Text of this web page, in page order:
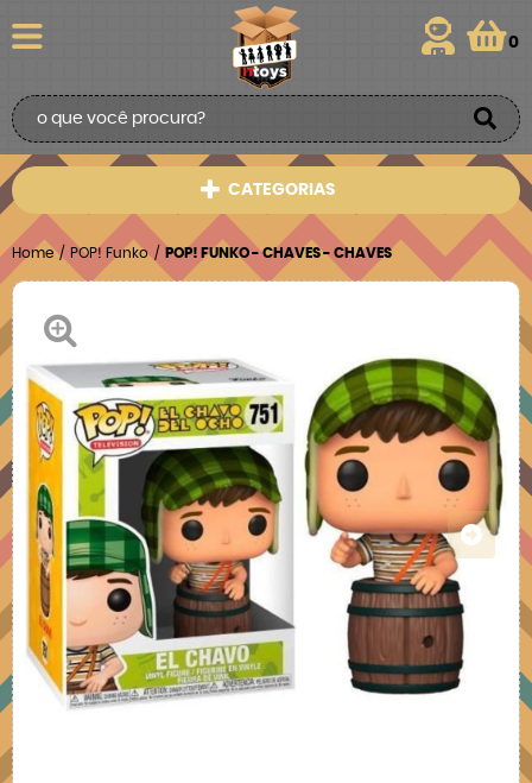
0
CATEGORIAS
Home POP! Funko POP! FUNKO - CHAVES - CHAVES